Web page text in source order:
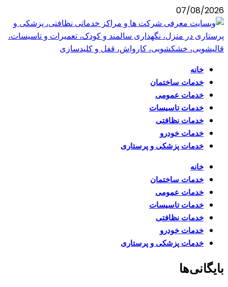
07/08/2026
خانه
خدمات ساختمان
خدمات عمومی
خدمات تاسیسات
خدمات نظافتی
خدمات خودرو
خدمات پزشکی و پرستاری
خانه
خدمات ساختمان
خدمات عمومی
خدمات تاسیسات
خدمات نظافتی
خدمات خودرو
خدمات پزشکی و پرستاری
بایگانی‌ها